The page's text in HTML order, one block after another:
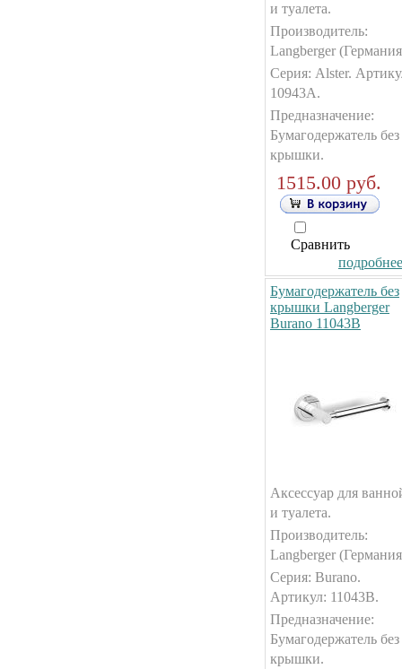
и туалета.
Производитель:
Langberger
Серия: Alster.
10943А.
Предназначение:
Бумагодержатель без
крышки.
1515.00 руб.
Сравнить
Бумагодержатель без
крышки Langberger
Burano 11043B
Аксессуар для
и туалета.
Производитель:
Langberger
Серия: Burano.
Артикул: 11043B.
Предназначение:
Бумагодержатель без
крышки.